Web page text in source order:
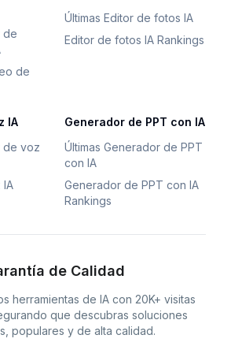
de
de
Últimas Editor de fotos IA
Editor de fotos IA Rankings
IA
de voz
IA
Generador de PPT con IA
Últimas Generador de PPT
con IA
Generador de PPT con IA
Rankings
de Calidad
herramientas de IA con 20K+ visitas
que descubras soluciones
populares y de alta calidad.